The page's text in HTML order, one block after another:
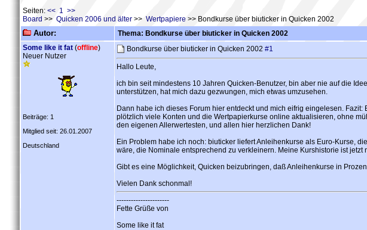
Seiten: << 1 >>
Board >> Quicken 2006 und älter >> Wertpapiere >> Bondkurse über biuticker in Quicken 2002
Autor:
Thema: Bondkurse über biuticker in Quicken 2002
Some like it fat (offline)
Neuer Nutzer
Beiträge: 1
Mitglied seit: 26.01.2007
Deutschland
Bondkurse über biuticker in Quicken 2002 #1
Hallo Leute,
ich bin seit mindestens 10 Jahren Quicken-Benutzer, bin aber nie auf die
unterstützen, hat mich dazu gezwungen, mich etwas umzusehen.
Dann habe ich dieses Forum hier entdeckt und mich eifrig eingelesen.
plötzlich viele Konten und die Wertpapierkurse online aktualisieren, ohne
den eigenen Allerwertesten, und allen hier herzlichen Dank!
Ein Problem habe ich noch: biuticker liefert Anleihenkurse als Euro-Kurse,
wäre, die Nominale entsprechend zu verkleinern. Meine Kurshistorie ist
Gibt es eine Möglichkeit, Quicken beizubringen, daß Anleihenkurse in
Vielen Dank schonmal!
----------------------
Fette Grüße von
Some like it fat